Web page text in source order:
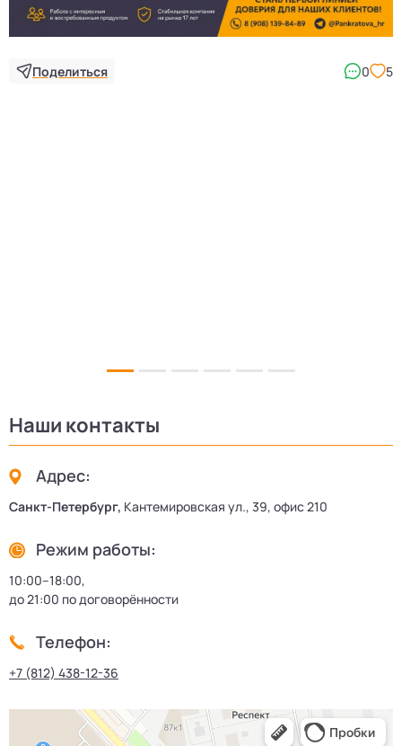
Поделиться 0 5
Наши контакты
Адрес:
Санкт-Петербург, Кантемировская ул., 39, офис 210
Режим работы:
10:00–18:00,
до 21:00 по договорённости
Телефон:
+7 (812) 438-12-36